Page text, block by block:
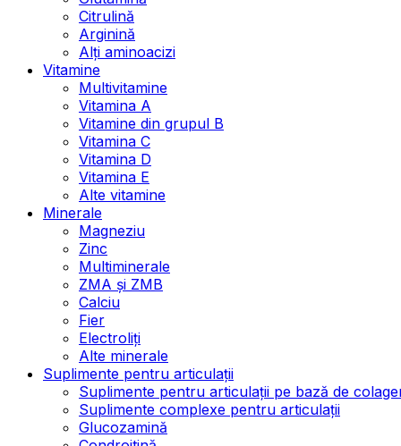
Citrulină
Arginină
Alți aminoacizi
Vitamine
Multivitamine
Vitamina A
Vitamine din grupul B
Vitamina C
Vitamina D
Vitamina E
Alte vitamine
Minerale
Magneziu
Zinc
Multiminerale
ZMA și ZMB
Calciu
Fier
Electroliți
Alte minerale
Suplimente pentru articulații
Suplimente pentru articulații pe bază de
Suplimente complexe pentru articulații
Glucozamină